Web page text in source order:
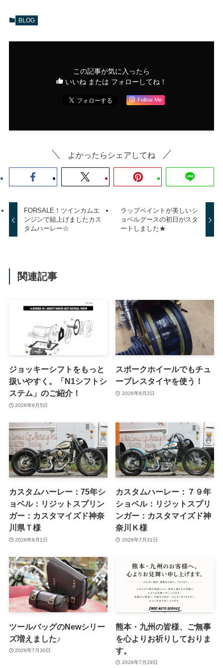
BLOG
この記事が気に入ったら
いいね または フォローしてね！
Follow Me
よかったらシェアしてね
FORSALE！ツインカムエ
ンジンで組上げましたカス
タムハーレー☆
ラップペイントが美しいシ
ョベルグースの初日がスタ
ートしました★
関連記事
ジョッキーシフトをもっと
扱いやすく。「N1シフトシ
ステム」のご紹介！
2026年8月5日
スポークホイールでもチュ
ーブレスタイヤを使う！
2026年8月2日
カスタムハーレー：75年シ
ョベル：リジットスプリン
ガー：カスタマイズド神奈
川県Ｔ様
2026年8月1日
カスタムハーレー：７９年
ショベル：リジットスプリ
ンガー：カスタマイズド神
奈川Ｋ様
2026年7月31日
ツールバッグのNewシリー
ズ増えました♪
2026年7月30日
熊本・九州の皆様、ご無事
を心よりお祈りしておりま
す。
2026年7月29日